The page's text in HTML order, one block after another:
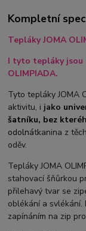
Kompletní
Tepláky JOMA
I tyto tepláky jsou
OLIMPIADA.
Tyto tepláky JOMA
aktivitu, i jako
šatníku, bez
odolnátkanina z
oděv.
Tepláky JOMA
stahovací šňůrkou
přilehavý tvar se
oblékání a
zapínáním na zip